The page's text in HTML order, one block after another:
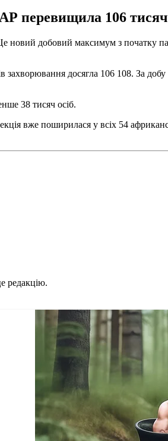
перевищила 106
новий добовий максимум з початку
досягла 106 108. За
38 тисяч осіб.
вже поширилася у всіх 54
редакцію.